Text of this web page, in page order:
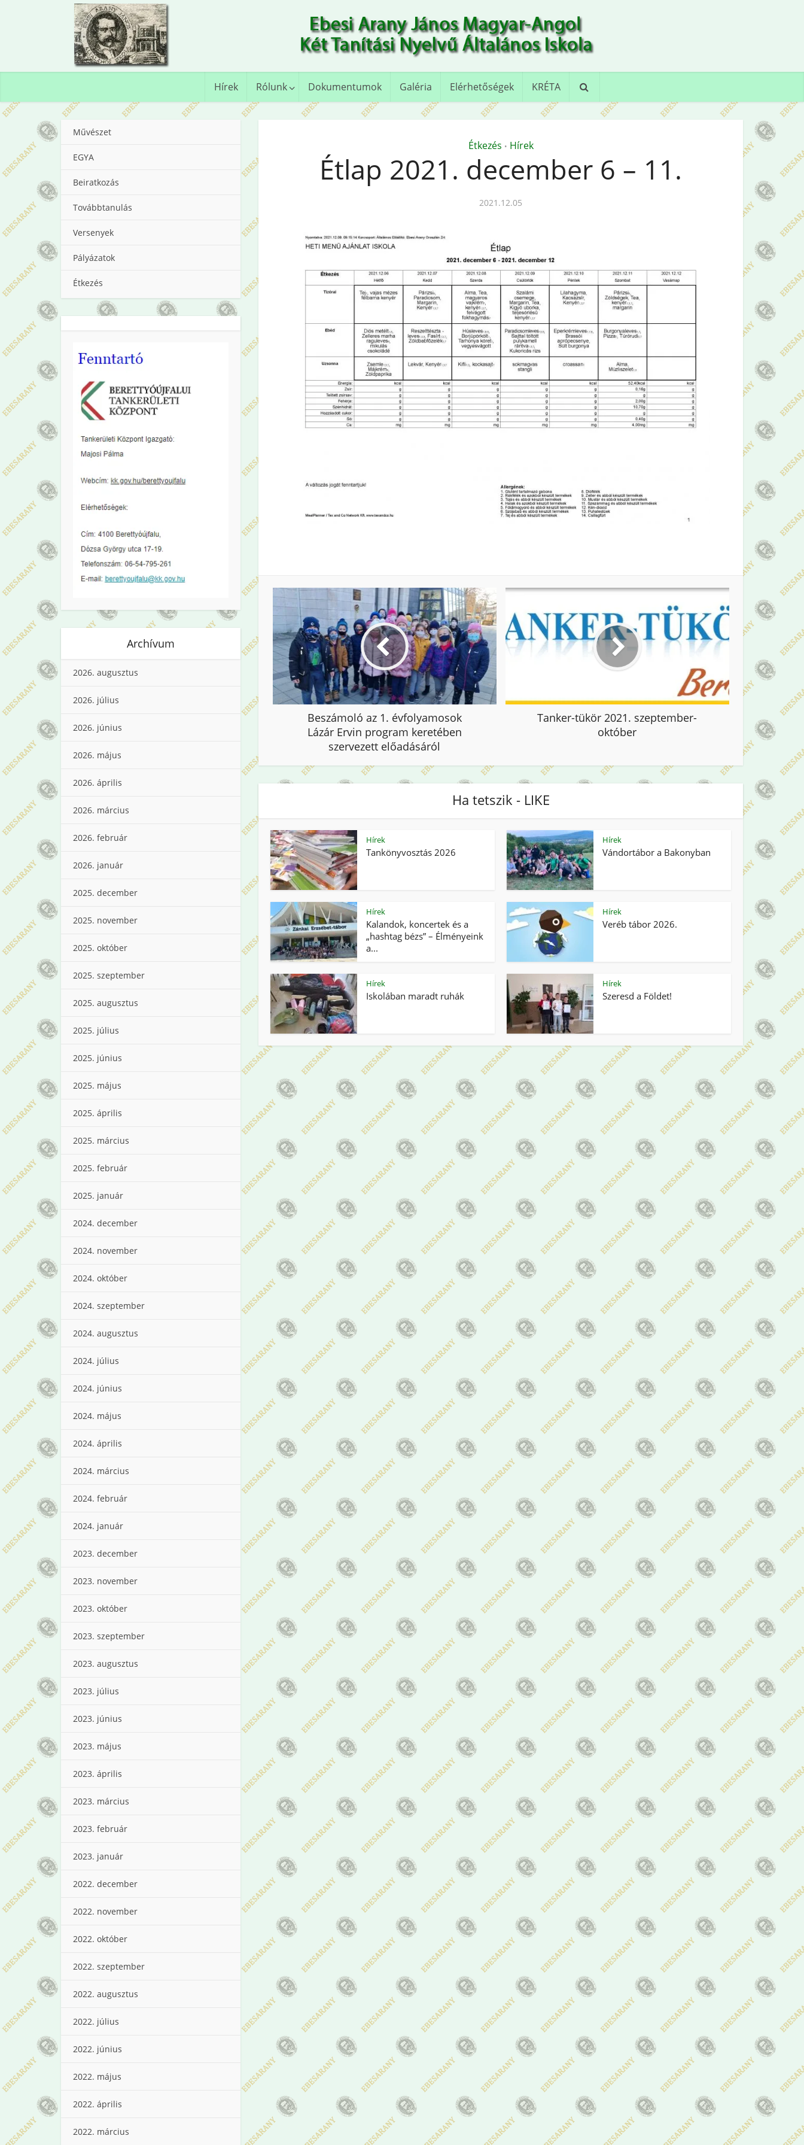
Hírek Rólunk Dokumentumok Galéria Elérhetőségek KRÉTA
Művészet
EGYA
Beiratkozás
Továbbtanulás
Versenyek
Pályázatok
Étkezés
Archívum
2026. augusztus
2026. július
2026. június
2026. május
2026. április
2026. március
2026. február
2026. január
2025. december
2025. november
2025. október
2025. szeptember
2025. augusztus
2025. július
2025. június
2025. május
2025. április
2025. március
2025. február
2025. január
2024. december
2024. november
2024. október
2024. szeptember
2024. augusztus
2024. július
2024. június
2024. május
2024. április
2024. március
2024. február
2024. január
2023. december
2023. november
2023. október
2023. szeptember
2023. augusztus
2023. július
2023. június
2023. május
2023. április
2023. március
2023. február
2023. január
2022. december
2022. november
2022. október
2022. szeptember
2022. augusztus
2022. július
2022. június
2022. május
2022. április
2022. március
Étkezés • Hírek
Étlap 2021. december 6 – 11.
2021.12.05
Beszámoló az 1. évfolyamosok
Lázár Ervin program keretében
szervezett előadásáról
Tanker-tükör 2021. szeptember-
október
Ha tetszik - LIKE
Hírek
Tankönyvosztás 2026
Hírek
Vándortábor a Bakonyban
Hírek
Kalandok, koncertek és a
„hashtag bézs” – Élményeink
a...
Hírek
Veréb tábor 2026.
Hírek
Iskolában maradt ruhák
Hírek
Szeresd a Földet!